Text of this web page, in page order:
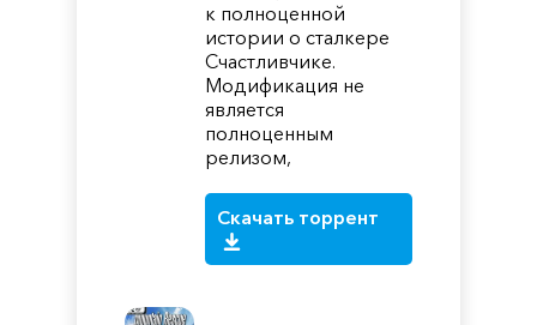
к полноценной
истории о сталкере
Счастливчике.
Модификация не
является
полноценным
релизом,
Скачать торрент